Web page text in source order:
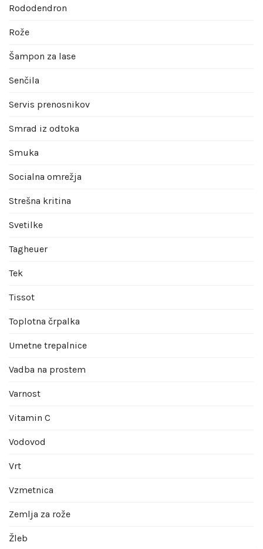
Rododendron
Rože
Šampon za lase
Senčila
Servis prenosnikov
Smrad iz odtoka
Smuka
Socialna omrežja
Strešna kritina
Svetilke
Tagheuer
Tek
Tissot
Toplotna črpalka
Umetne trepalnice
Vadba na prostem
Varnost
Vitamin C
Vodovod
Vrt
Vzmetnica
Zemlja za rože
Žleb